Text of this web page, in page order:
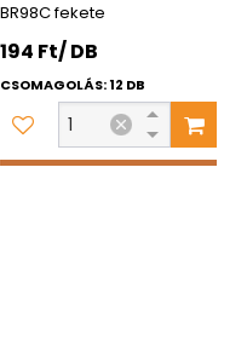
BR98C fekete
194 Ft/ DB
CSOMAGOLÁS: 12 DB